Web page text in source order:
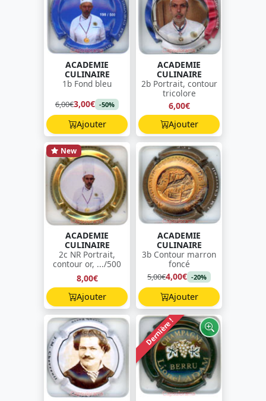
ACADEMIE
CULINAIRE
1b Fond bleu
6,00€3,00€ -50%
Ajouter
ACADEMIE
CULINAIRE
2b Portrait, contour
tricolore
6,00€
Ajouter
New
ACADEMIE
CULINAIRE
2c NR Portrait,
contour or, .../500
8,00€
Ajouter
ACADEMIE
CULINAIRE
3b Contour marron
foncé
5,00€4,00€ -20%
Ajouter
Dernière !